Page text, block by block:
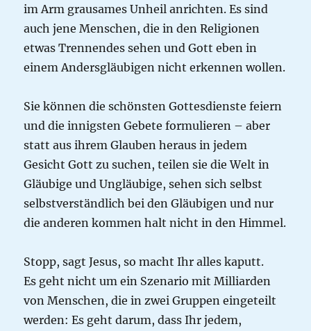
im Arm grausames Unheil anrichten. Es sind
auch jene Menschen, die in den Religionen
etwas Trennendes sehen und Gott eben in
einem Andersgläubigen nicht erkennen wollen.
Sie können die schönsten Gottesdienste feiern
und die innigsten Gebete formulieren – aber
statt aus ihrem Glauben heraus in jedem
Gesicht Gott zu suchen, teilen sie die Welt in
Gläubige und Ungläubige, sehen sich selbst
selbstverständlich bei den Gläubigen und nur
die anderen kommen halt nicht in den Himmel.
Stopp, sagt Jesus, so macht Ihr alles kaputt.
Es geht nicht um ein Szenario mit Milliarden
von Menschen, die in zwei Gruppen eingeteilt
werden: Es geht darum, dass Ihr jedem,